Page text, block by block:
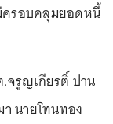
ครอบคลุมยอดหนี้
จรูญเกียรติ์ ปาน
นายโทนทอง